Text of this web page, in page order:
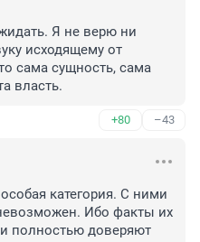
Я не верю ни
исходящему от
сама сущность, сама
власть.
+80 –43
категория. С ними
Ибо факты их
полностью доверяют